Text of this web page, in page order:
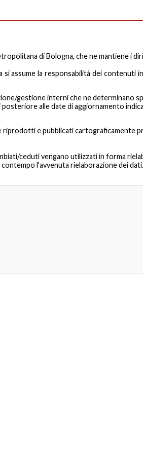
di Bologna, che ne mantiene i
assume la responsabilità dei
gestione interni che ne determinano
alle date di aggiornamento
e pubblicati cartograficamente
ceduti vengano utilizzati in forma
l'avvenuta rielaborazione dei dati.